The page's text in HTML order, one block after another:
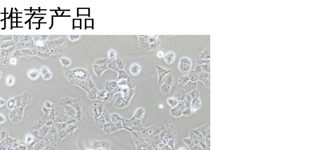
推荐产品